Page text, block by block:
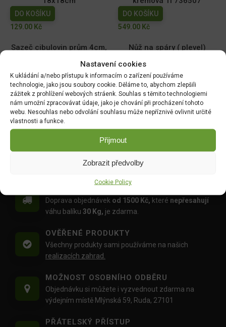
Nastavení cookies
K ukládání a/nebo přístupu k informacím o zařízení používáme
technologie, jako jsou soubory cookie. Děláme to, abychom zlepšili
zážitek z prohlížení webových stráenk. Souhlas s těmito technologiemi
nám umožní zpracovávat údaje, jako je chování při procházení tohoto
webu. Nesouhlas nebo odvolání souhlasu může nepříznivě ovlivnit určité
vlastnosti a funkce.
Přijmout
Zobrazit předvolby
Cookie Policy
DO KOŠÍKU
129.00 Kč
DO KOŠÍKU
549.00 Kč
Sazeč cibulovin prům 4cm,
DO KOŠÍKU
399.00Kč
Nůž na spáry ( plevel)
DO KOŠÍKU
389.00Kč
Úzká lopatka nerez 33cm
732837
DO KOŠÍKU
Sázecí kolík nerez 28cm
732790
DO KOŠÍKU
369.00
DOPRAVA ZDARMA OD 1500 KČ
Doprava objednávek od 1500 Kč, které nepřesahují
váhu balíku 30 Kg, je zdarma.
OVĚŘENÉ PRODUKTY
Všechny produkty sami používáme na našich
realizacích zahrad.
MOŽNOST OSOBNÍHO ODBĚRU
Objednávku si můžete i vyzvednout zdarma na
výdejním místě Mlýnská 59, Ruda, 27101
PŘÁTELSKÝ PŘÍSTUP